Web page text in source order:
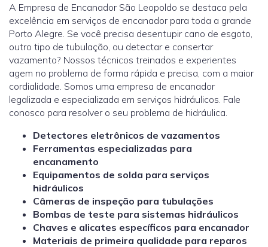
A Empresa de Encanador São Leopoldo se destaca pela
excelência em serviços de encanador para toda a grande
Porto Alegre. Se você precisa desentupir cano de esgoto,
outro tipo de tubulação, ou detectar e consertar
vazamento? Nossos técnicos treinados e experientes
agem no problema de forma rápida e precisa, com a maior
cordialidade. Somos uma empresa de encanador
legalizada e especializada em serviços hidráulicos. Fale
conosco para resolver o seu problema de hidráulica.
Detectores eletrônicos de vazamentos
Ferramentas especializadas para
encanamento
Equipamentos de solda para serviços
hidráulicos
Câmeras de inspeção para tubulações
Bombas de teste para sistemas hidráulicos
Chaves e alicates específicos para encanador
Materiais de primeira qualidade para reparos